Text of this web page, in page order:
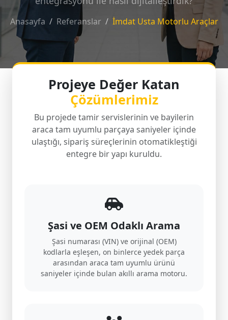
Anasayfa Referanslar İmdat Usta Motorlu Araçlar
Projeye Değer Katan
Çözümlerimiz
Bu projede tamir servislerinin ve bayilerin
araca tam uyumlu parçaya saniyeler içinde
ulaştığı, sipariş süreçlerinin otomatikleştiği
entegre bir yapı kuruldu.
Şasi ve OEM Odaklı Arama
Şasi numarası (VIN) ve orijinal (OEM)
kodlarla eşleşen, on binlerce yedek parça
arasından araca tam uyumlu ürünü
saniyeler içinde bulan akıllı arama motoru.